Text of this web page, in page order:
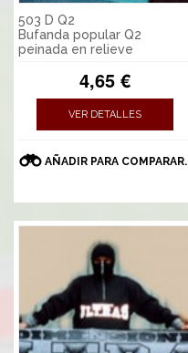
503 D Q2
Bufanda popular Q2
peinada en relieve
4,65 €
VER DETALLES
AÑADIR PARA COMPARAR.